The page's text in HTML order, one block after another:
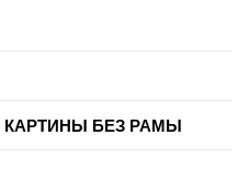
БЕЗ РАМЫ